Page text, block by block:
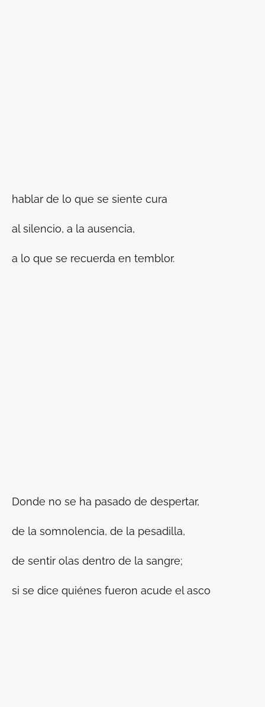
hablar de lo que se siente cura
al silencio, a la ausencia,
a lo que se recuerda en temblor.
Donde no se ha pasado de despertar,
de la somnolencia, de la pesadilla,
de sentir olas dentro de la sangre;
si se dice quiénes fueron acude el asco